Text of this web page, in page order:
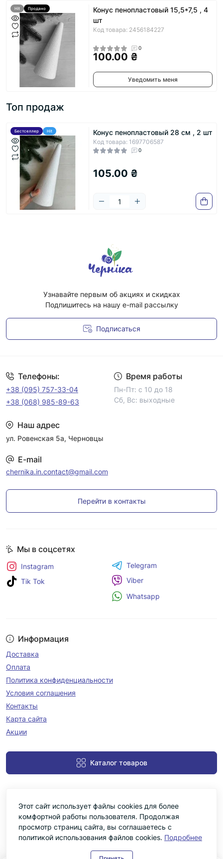
Hit Продано
Конус пенопластовый 15,5*7,5 , 4
шт
Код товара: 2456184227
0
100.00 ₴
Уведомить меня
Топ продаж
Бестселлер Hit Конус пенопластовый 28 см , 2 шт
Код товара: 1697706587
0
105.00 ₴
Узнавайте первым об акциях и скидках
Подпишитесь на нашу e-mail рассылку
Подписаться
Телефоны:
+38 (095) 757-33-04
+38 (068) 985-89-63
Время работы
Пн-Пт: с 10 до 18
Сб, Вс: выходные
Наш адрес
ул. Ровенская 5а, Черновцы
E-mail
chernika.in.contact@gmail.com
Перейти в контакты
Информация
Доставка
Оплата
Политика конфиденциальности
Условия соглашения
Контакты
Карта сайта
Акции
Каталог товаров
Мы в соцсетях
Instagram
Tik Tok
Telegram
Viber
Whatsapp
Черніка © 2026
Этот сайт использует файлы cookies для более
комфортной работы пользователя. Продолжая
просмотр страниц сайта, вы соглашаетесь с
политикой использования файлов cookies. Подробнее